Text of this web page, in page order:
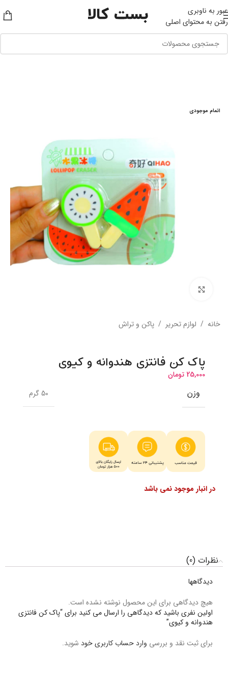
عبور به ناوبری
رفتن به محتوای اصلی
اتمام موجودی
خانه / لوازم تحریر / پاکن و تراش
پاک کن فانتزی هندوانه و کیوی
25,000 تومان
وزن 50 گرم
در انبار موجود نمی باشد
نظرات (0)
دیدگاهها
هیچ دیدگاهی برای این محصول نوشته نشده است.
اولین نفری باشید که دیدگاهی را ارسال می کنید برای “پاک کن فانتزی
هندوانه و کیوی”
برای ثبت نقد و بررسی وارد حساب کاربری خود شوید.